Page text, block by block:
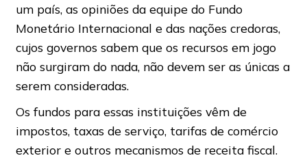
um país, as opiniões da equipe do Fundo
Monetário Internacional e das nações credoras,
cujos governos sabem que os recursos em jogo
não surgiram do nada, não devem ser as únicas a
serem consideradas.
Os fundos para essas instituições vêm de
impostos, taxas de serviço, tarifas de comércio
exterior e outros mecanismos de receita fiscal.